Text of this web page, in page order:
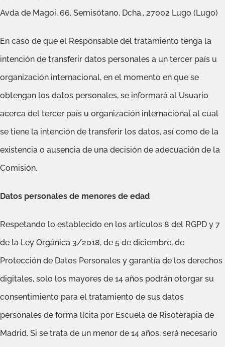
Avda de Magoi, 66, Semisótano, Dcha., 27002 Lugo (Lugo)
En caso de que el Responsable del tratamiento tenga la
intención de transferir datos personales a un tercer país u
organización internacional, en el momento en que se
obtengan los datos personales, se informará al Usuario
acerca del tercer país u organización internacional al cual
se tiene la intención de transferir los datos, así como de la
existencia o ausencia de una decisión de adecuación de la
Comisión.
Datos personales de menores de edad
Respetando lo establecido en los artículos 8 del RGPD y 7
de la Ley Orgánica 3/2018, de 5 de diciembre, de
Protección de Datos Personales y garantía de los derechos
digitales, solo los mayores de 14 años podrán otorgar su
consentimiento para el tratamiento de sus datos
personales de forma lícita por Escuela de Risoterapia de
Madrid. Si se trata de un menor de 14 años, será necesario